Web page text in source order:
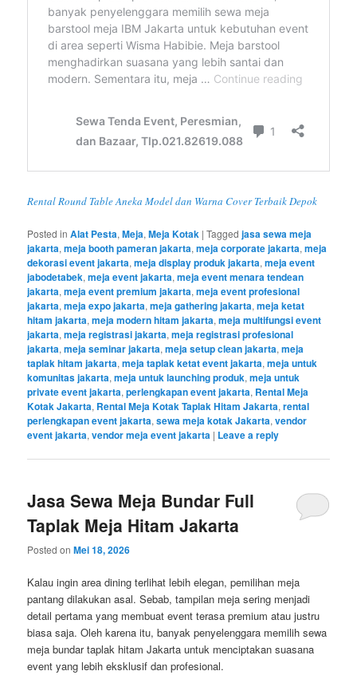
Rental Round Table Aneka Model dan Warna Cover Terbaik Depok
Posted in Alat Pesta,Meja,Meja Kotak |Tagged jasa sewa meja
jakarta,meja booth pameran jakarta,meja corporate jakarta,meja
dekorasi event jakarta,meja display produk jakarta,meja event
jabodetabek,meja event jakarta,meja event menara tendean
jakarta,meja event premium jakarta,meja event profesional
jakarta,meja expo jakarta,meja gathering jakarta,meja ketat
hitam jakarta,meja modern hitam jakarta,meja multifungsi event
jakarta,meja registrasi jakarta,meja registrasi profesional
jakarta,meja seminar jakarta,meja setup clean jakarta,meja
taplak hitam jakarta,meja taplak ketat event jakarta,meja untuk
komunitas jakarta,meja untuk launching produk,meja untuk
private event jakarta,perlengkapan event jakarta, Rental Meja
Kotak Jakarta, Rental Meja Kotak Taplak Hitam Jakarta,rental
perlengkapan event jakarta,sewa meja kotak Jakarta,vendor
event jakarta,vendor meja event jakarta | Leave a reply
Jasa Sewa Meja Bundar Full
Taplak Meja Hitam Jakarta
Posted onMei 18, 2026
Kalau ingin area dining terlihat lebih elegan, pemilihan meja
pantang dilakukan asal. Sebab, tampilan meja sering menjadi
detail pertama yang membuat event terasa premium atau justru
biasa saja. Oleh karena itu, banyak penyelenggara memilih sewa
meja bundar taplak hitam Jakarta untuk menciptakan suasana
event yang lebih eksklusif dan profesional.